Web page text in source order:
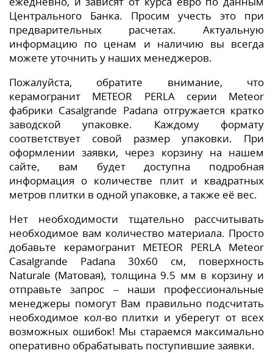
Центрального Банка. Просим учесть это при
предварительных расчетах. Актуальную
информацию по ценам и наличию вы всегда
можете уточнить у наших менеджеров.
Пожалуйста, обратите внимание, что
керамогранит METEOR PERLA серии Meteor
фабрики Casalgrande Padana отгружается кратко
заводской упаковке. Каждому формату
соответствует совой размер упаковки. При
оформлении заявки, через корзину на нашем
сайте, вам будет доступна подробная
информация о количестве плит и квадратных
метров плитки в одной упаковке, а также её вес.
Нет необходимости тщательно рассчитывать
необходимое вам количество материала. Просто
добавьте керамогранит METEOR PERLA Meteor
Casalgrande Padana 30x60 см, поверхность
Naturale (Матовая), толщина 9.5 мм в корзину и
отправьте запрос – наши профессиональные
менеджеры помогут Вам правильно подсчитать
необходимое кол-во плитки и уберегут от всех
возможных ошибок! Мы стараемся максимально
оперативно обрабатывать поступившие заявки.